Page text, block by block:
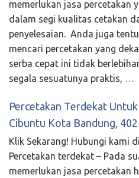
memerlukan jasa percetakan
dalam segi kualitas cetakan
penyelesaian. Anda juga
mencari percetakan yang
serba cepat ini tidak
segala sesuatunya praktis, …
Percetakan Terdekat
Cibuntu Kota Bandung,
Klik Sekarang! Hubungi kami
Percetakan terdekat – Pada
memerlukan jasa percetakan